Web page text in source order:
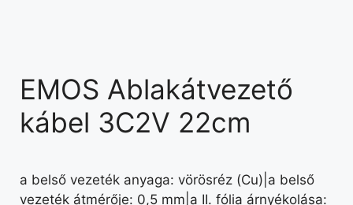
EMOS Ablakátvezető
kábel 3C2V 22cm
a belső vezeték anyaga: vörösréz (Cu)|a belső
vezeték átmérője: 0,5 mm|a II. fólia árnyékolása: